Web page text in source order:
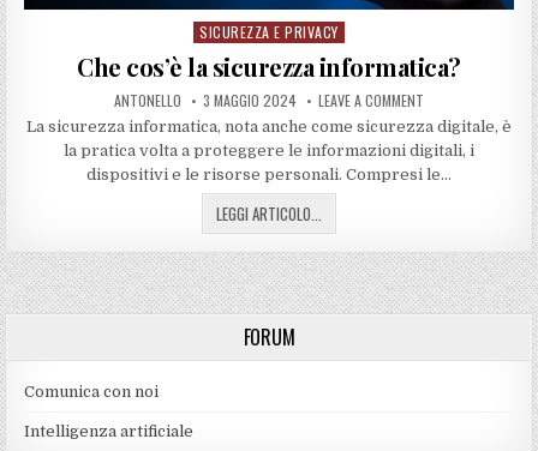
Posted
in
SICUREZZA E PRIVACY
Che cos’è la sicurezza informatica?
ANTONELLO 3 MAGGIO 2024 LEAVE A COMMENT
La sicurezza informatica, nota anche come sicurezza digitale, è
la pratica volta a proteggere le informazioni digitali, i
dispositivi e le risorse personali. Compresi le…
LEGGI ARTICOLO...
FORUM
Comunica con noi
Intelligenza artificiale